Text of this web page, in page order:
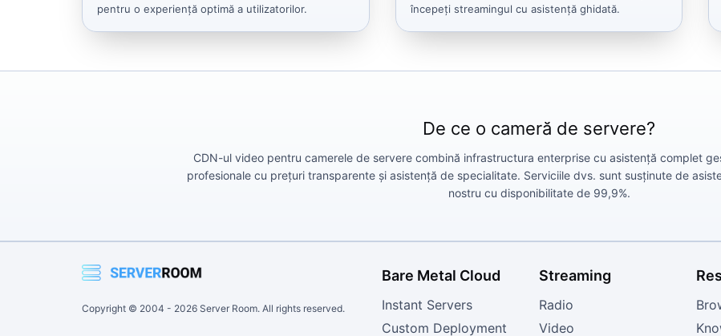
pentru o experiență optimă a utilizatorilor.
începeți streamingul cu asistență ghidată.
De ce o cameră de servere?
CDN-ul video pentru camerele de servere combină infrastructura enterprise cu asistență complet
profesionale cu prețuri transparente și asistență de specialitate. Serviciile dvs. sunt susținute de
nostru cu disponibilitate de 99,9%.
Copyright © 2004 - 2026 Server Room. All rights reserved.
Bare Metal Cloud
Instant Servers
Custom Deployment
Streaming
Radio
Video